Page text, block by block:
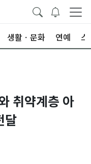
생활ㆍ문화 연예 스
취약계층 아
달